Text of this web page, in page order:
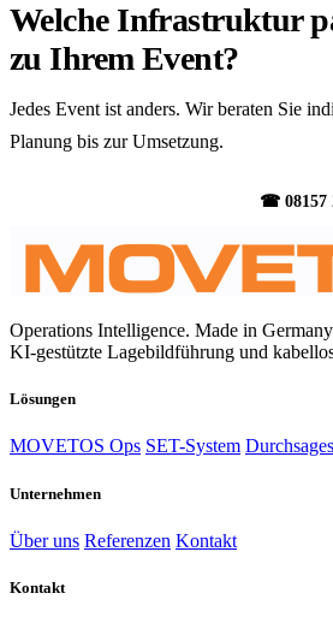
Welche Infrastruktur
zu Ihrem Event?
Jedes Event ist anders. Wir beraten Sie
Planung bis zur Umsetzung.
☎ 08157
Operations Intelligence. Made in
KI-gestützte Lagebildführung und
Lösungen
MOVETOS Ops SET-System
Unternehmen
Über uns Referenzen Kontakt
Kontakt